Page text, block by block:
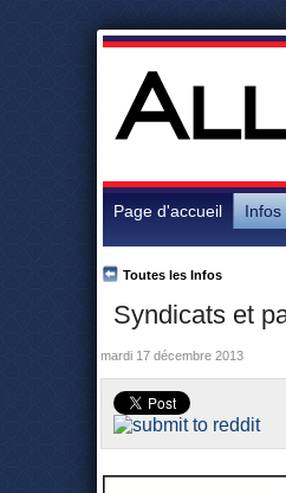
Page d'accueil Infos
Syndicats et
Toutes les Infos
mardi 17 décembre 2013